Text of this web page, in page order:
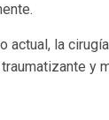
actual, la
y